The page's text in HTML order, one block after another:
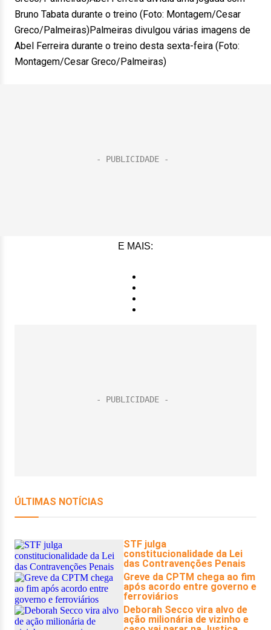
Bruno Tabata durante o treino (Foto: Montagem/Cesar
Greco/Palmeiras)Palmeiras divulgou várias imagens de
Abel Ferreira durante o treino desta sexta-feira (Foto:
Montagem/Cesar Greco/Palmeiras)
E MAIS: